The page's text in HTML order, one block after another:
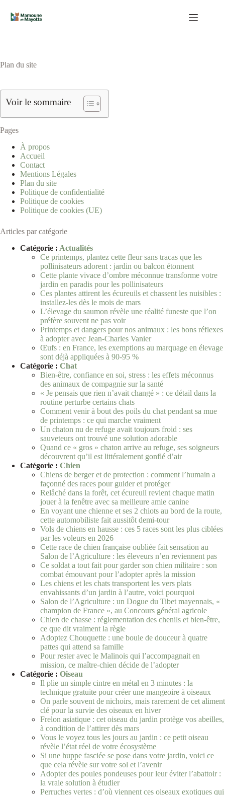
contenu
Plan du site
Voir le sommaire
Pages
À propos
Accueil
Contact
Mentions Légales
Plan du site
Politique de confidentialité
Politique de cookies
Politique de cookies (UE)
Articles par catégorie
Catégorie : Actualités
Ce printemps, plantez cette fleur sans tracas que les
pollinisateurs adorent : jardin ou balcon étonnent
Cette plante vivace d’ombre méconnue transforme votre
jardin en paradis pour les pollinisateurs
Ces plantes attirent les écureuils et chassent les nuisibles :
installez-les dès le mois de mars
L’élevage du saumon révèle une réalité funeste que l’on
préfère souvent ne pas voir
Printemps et dangers pour nos animaux : les bons réflexes
à adopter avec Jean-Charles Vanier
Œufs : en France, les exemptions au marquage en élevage
sont déjà appliquées à 90-95 %
Catégorie : Chat
Bien-être, confiance en soi, stress : les effets méconnus
des animaux de compagnie sur la santé
« Je pensais que rien n’avait changé » : ce détail dans la
routine perturbe certains chats
Comment venir à bout des poils du chat pendant sa mue
de printemps : ce qui marche vraiment
Un chaton nu de refuge avait toujours froid : ses
sauveteurs ont trouvé une solution adorable
Quand ce « gros » chaton arrive au refuge, ses soigneurs
découvrent qu’il est littéralement gonflé d’air
Catégorie : Chien
Chiens de berger et de protection : comment l’humain a
façonné des races pour guider et protéger
Relâché dans la forêt, cet écureuil revient chaque matin
jouer à la fenêtre avec sa meilleure amie canine
En voyant une chienne et ses 2 chiots au bord de la route,
cette automobiliste fait aussitôt demi-tour
Vols de chiens en hausse : ces 5 races sont les plus ciblées
par les voleurs en 2026
Cette race de chien française oubliée fait sensation au
Salon de l’Agriculture : les éleveurs n’en reviennent pas
Ce soldat a tout fait pour garder son chien militaire : son
combat émouvant pour l’adopter après la mission
Les chiens et les chats transportent les vers plats
envahissants d’un jardin à l’autre, voici pourquoi
Salon de l’Agriculture : un Dogue du Tibet mayennais, «
champion de France », au Concours général agricole
Chien de chasse : réglementation des chenils et bien-être,
ce que dit vraiment la règle
Adoptez Chouquette : une boule de douceur à quatre
pattes qui attend sa famille
Pour rester avec le Malinois qui l’accompagnait en
mission, ce maître-chien décide de l’adopter
Catégorie : Oiseau
Il plie un simple cintre en métal en 3 minutes : la
technique gratuite pour créer une mangeoire à oiseaux
On parle souvent de nichoirs, mais rarement de cet aliment
clé pour la survie des oiseaux en hiver
Frelon asiatique : cet oiseau du jardin protège vos abeilles,
à condition de l’attirer dès mars
Vous le voyez tous les jours au jardin : ce petit oiseau
révèle l’état réel de votre écosystème
Si une huppe fasciée se pose dans votre jardin, voici ce
que cela révèle sur votre sol et l’avenir
Adopter des poules pondeuses pour leur éviter l’abattoir :
la vraie solution à étudier
Perruches vertes : d’où viennent ces oiseaux exotiques qui